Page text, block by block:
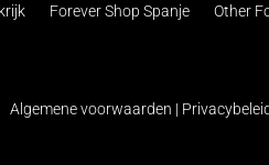
Forever Shop Spanje
Other
Algemene voorwaarden |